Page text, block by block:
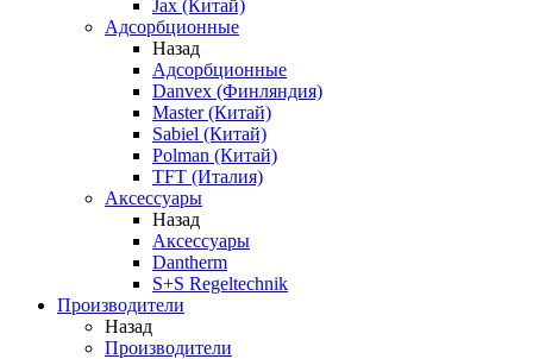
Jax (Китай)
Адсорбционные
Назад
Адсорбционные
Danvex (Финляндия)
Master (Китай)
Sabiel (Китай)
Polman (Китай)
TFT (Италия)
Аксессуары
Назад
Аксессуары
Dantherm
S+S Regeltechnik
Производители
Назад
Производители